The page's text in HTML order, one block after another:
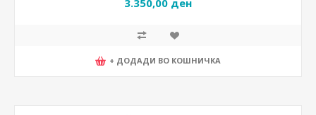
3.350,00 ден
+ ДОДАДИ ВО КОШНИЧКА